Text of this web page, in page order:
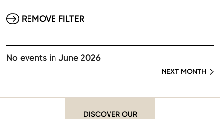
REMOVE FILTER
No events in June 2026
NEXT MONTH
DISCOVER OUR